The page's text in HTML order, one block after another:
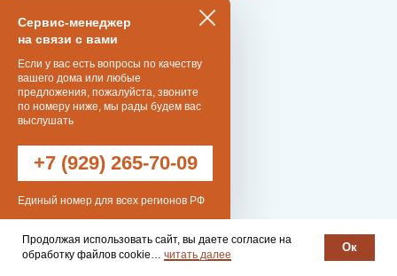
Продолжая использовать сайт, вы даете согласие на
обработку файлов cookie… читать далее
Ок
121 м² — общая площадь
2,7м
3 мес— срок изготовления
5 дней— срок установки
Вам понравился проект "Дом восходящего солнца" ?
Значит вы хотите быть счастливыми и здоровыми.
Двухкамерные стеклопакеты также
помогают снизить потери тепла.
А панорамное остекление наполняет
комнату дневным светом, поэтому много
дополнительного освещения
не требуется.
пропускает достаточно воздуха для
семейно-душевного микроклимата.
Единый номер для всех регионов РФ
Если у вас есть вопросы по качеству
вашего дома или любые
предложения, пожалуйста, звоните
по номеру ниже, мы рады будем вас
выслушать
Сервис-менеджер
на связи с вами
+7 (929) 265-70-09